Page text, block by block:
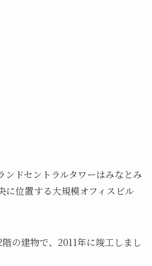
ンドセントラルタワーはみなとみ
に位置する大規模オフィスビル
の建物で、2011年に竣工しまし